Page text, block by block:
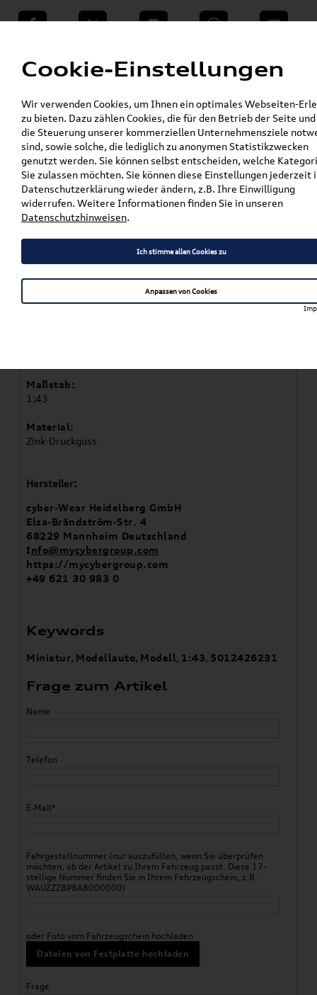
teilen Twitter Instagram WhatsApp E-Mail
VW Shop - VW Originalteile und Zubehör »
% Sale »
Original Audi A6 Avant e-tron 1:43,
Daytonagrau 5012426231
Original Audi A6 Avant e-
tron 1:43, Daytonagrau
5012426231
Artikelbeschreibung
Maßstab:
1:43
Material:
Zink-Druckguss
Hersteller:
cyber-Wear Heidelberg GmbH
Elsa-Brändström-Str. 4
68229 Mannheim Deutschland
Info@mycybergroup.com
https://mycybergroup.com
+49 621 30 983 0
Keywords
Miniatur, Modellauto, Modell, 1:43, 5012426231
Frage zum Artikel
Name
Telefon
E-Mail*
Fahrgestellnummer (nur auszufüllen, wenn Sie überprüfen
möchten, ob der Artikel zu Ihrem Fahrzeug passt. Diese 17-
stellige Nummer finden Sie in Ihrem Fahrzeugschein, z.B.
WAUZZZ8P8AB000000)
oder Foto vom Fahrzeugschein hochladen
Dateien von Festplatte hochladen
Frage
Cookie-Einstellungen
Wir verwenden Cookies, um Ihnen ein optimales Webseiten-
zu bieten. Dazu zählen Cookies, die für den Betrieb der Seite
die Steuerung unserer kommerziellen Unternehmensziele
sind, sowie solche, die lediglich zu anonymen Statistikzwecken
genutzt werden. Sie können selbst entscheiden, welche
Sie zulassen möchten. Sie können diese Einstellungen jederzeit
Datenschutzerklärung wieder ändern, z.B. Ihre Einwilligung
widerrufen. Weitere Informationen finden Sie in unseren
Datenschutzhinweisen.
Ich stimme allen Cookies zu
Anpassen von Cookies